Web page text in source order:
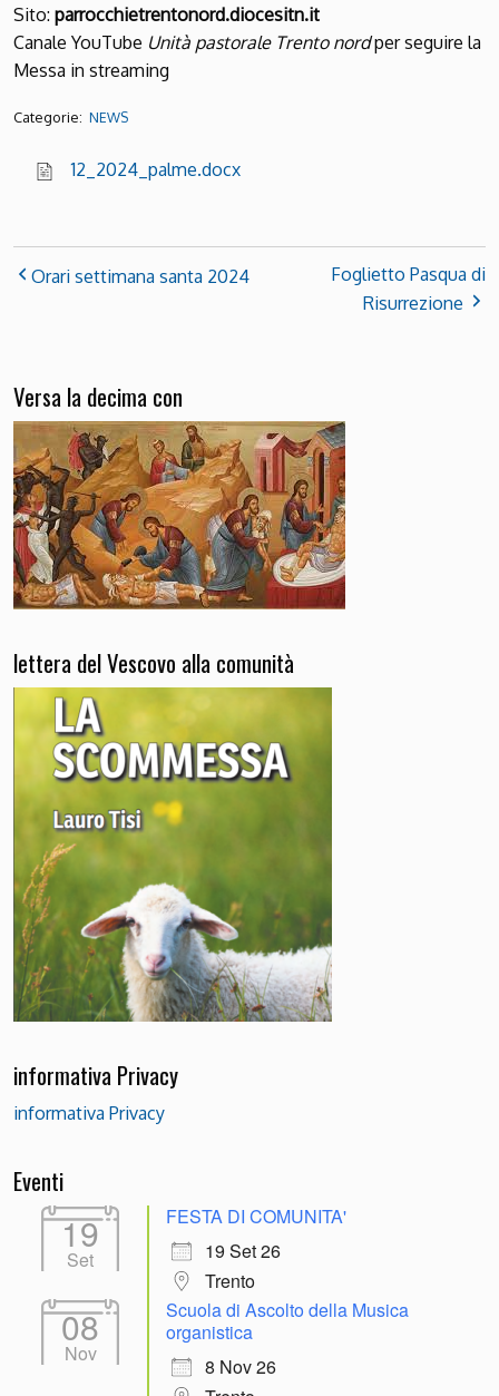
Sito: parrocchietrentonord.diocesitn.it
Canale YouTube Unità pastorale Trento nordper seguire la
Messa in streaming
Categorie: NEWS
12_2024_palme.docx
Orari settimana santa 2024
Foglietto Pasqua di
Risurrezione
Versa la decima con
lettera del Vescovo alla comunità
informativa Privacy
informativa Privacy
Eventi
19
Set
FESTA DI COMUNITA'
19 Set 26
Trento
08
Nov
Scuola di Ascolto della Musica
organistica
8 Nov 26